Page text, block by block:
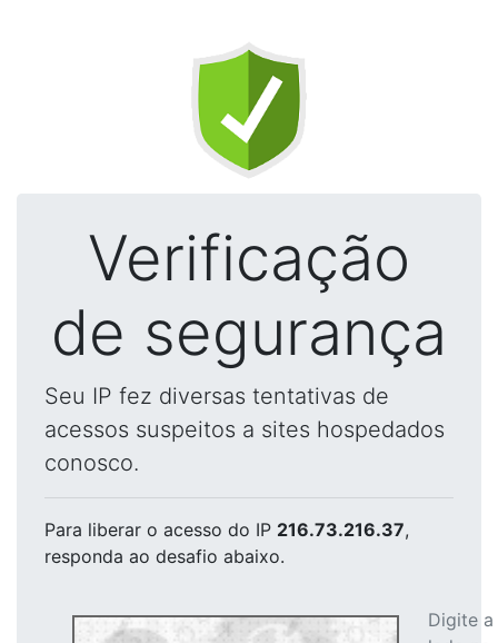
Verificação
de segurança
Seu IP fez diversas tentativas de
acessos suspeitos a sites hospedados
conosco.
Para liberar o acesso do IP 216.73.216.37,
responda ao desafio abaixo.
Digite